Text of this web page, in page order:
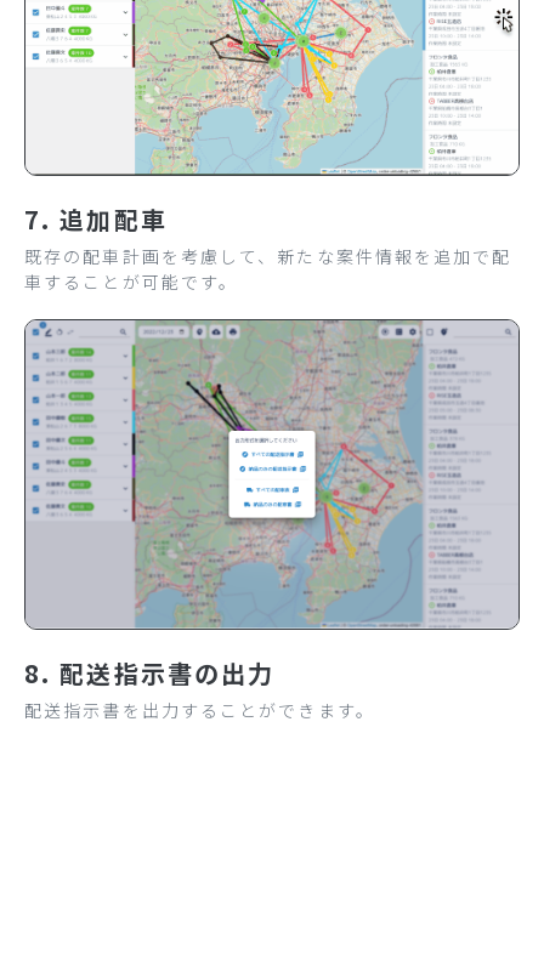
7. 追加配車
既存の配車計画を考慮して、新たな案件情報を追加で配
車することが可能です。
8. 配送指示書の出力
配送指示書を出力することができます。